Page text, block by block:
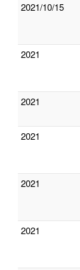
2021/10/15
2021
2021
2021
2021
2021